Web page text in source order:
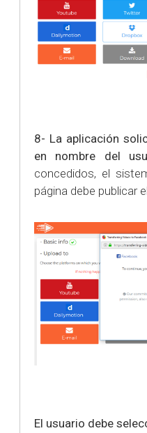
8- La aplicación
en nombre del
concedidos, el
página debe publicar
El usuario debe